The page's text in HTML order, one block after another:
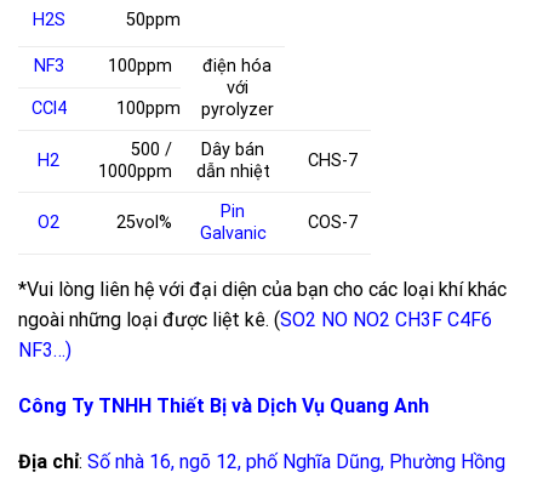
H2S 50ppm
NF3 100ppm
điện hóa
với
pyrolyzer
CCl 4 100ppm
H2
500 /
1000ppm
Dây bán
dẫn nhiệt
CHS-7
O2 25vol%
Pin
Galvanic
COS-7
*Vui lòng liên hệ với đại diện của bạn cho các loại khí khác
ngoài những loại được liệt kê. (SO2 NO NO2 CH3F C4F6
NF3…)
Công Ty TNHH Thiết Bị và Dịch Vụ Quang Anh
Địa chỉ: Số nhà 16, ngõ 12, phố Nghĩa Dũng, Phường Hồng